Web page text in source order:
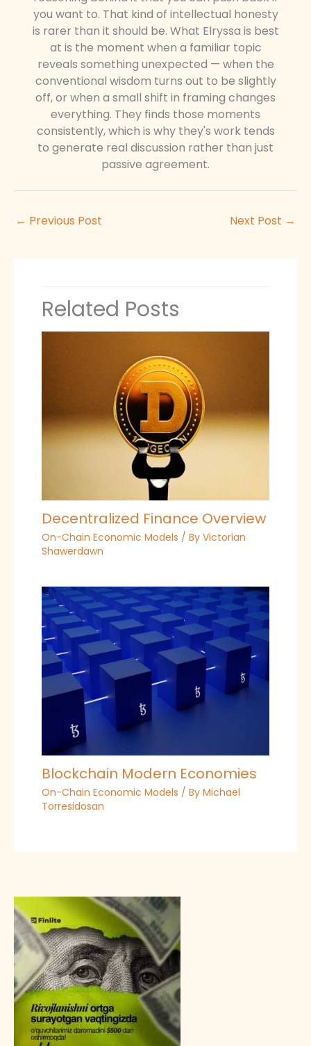
you want to. That kind of intellectual honesty
is rarer than it should be. What Elryssa is best
at is the moment when a familiar topic
reveals something unexpected — when the
conventional wisdom turns out to be slightly
off, or when a small shift in framing changes
everything. They finds those moments
consistently, which is why they's work tends
to generate real discussion rather than just
passive agreement.
← Previous Post Next Post →
Related Posts
Decentralized Finance Overview
On-Chain Economic Models / By Victorian
Shawerdawn
Blockchain Modern Economies
On-Chain Economic Models / By Michael
Torresidosan